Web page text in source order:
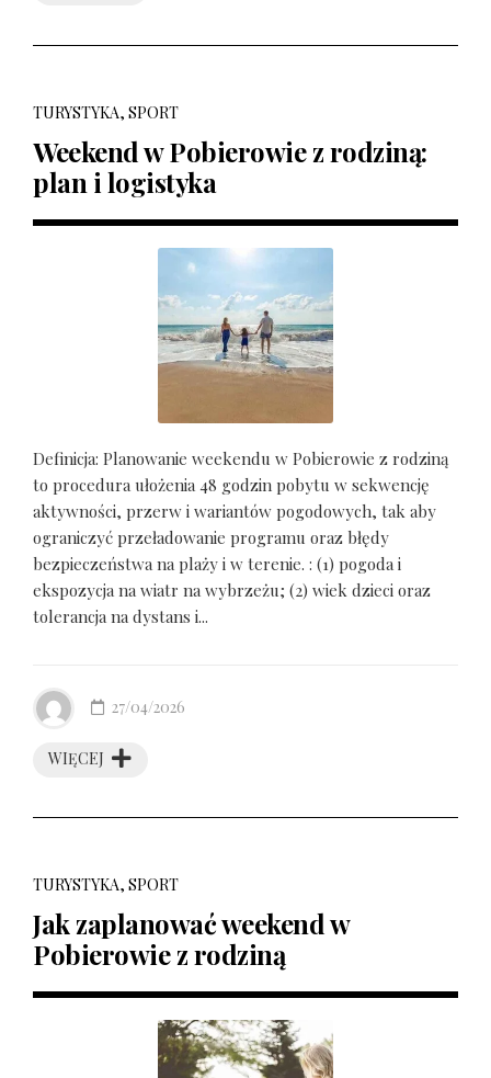
TURYSTYKA, SPORT
Weekend w Pobierowie z rodziną:
plan i logistyka
Definicja: Planowanie weekendu w Pobierowie z rodziną
to procedura ułożenia 48 godzin pobytu w sekwencję
aktywności, przerw i wariantów pogodowych, tak aby
ograniczyć przeładowanie programu oraz błędy
bezpieczeństwa na plaży i w terenie. : (1) pogoda i
ekspozycja na wiatr na wybrzeżu; (2) wiek dzieci oraz
tolerancja na dystans i...
WIĘCEJ
27/04/2026
TURYSTYKA, SPORT
Jak zaplanować weekend w
Pobierowie z rodziną